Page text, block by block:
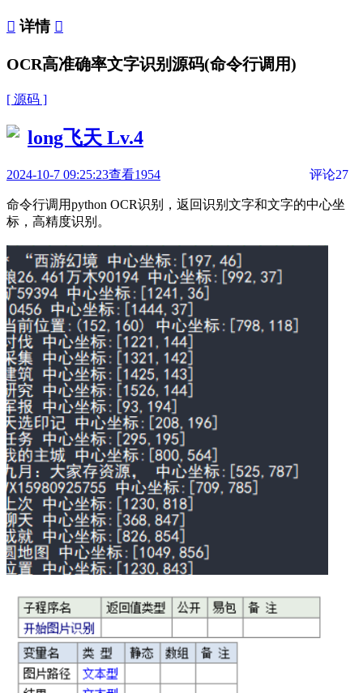
 详情 
OCR高准确率文字识别源码(命令行调用)
[ 源码 ]
long飞天 Lv.4
2024-10-7 09:25:23查看1954 评论27
命令行调用python OCR识别，返回识别文字和文字的中心坐
标，高精度识别。